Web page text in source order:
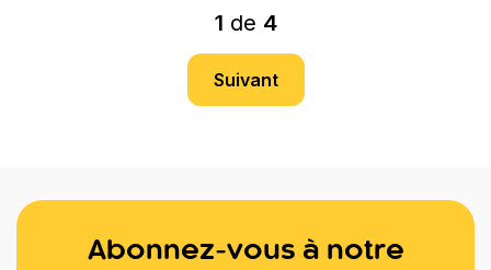
1 de 4
Suivant
Abonnez-vous à notre